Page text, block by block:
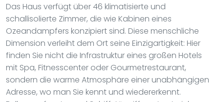
Das Haus verfügt über 46 klimatisierte und
schallisolierte Zimmer, die wie Kabinen eines
Ozeandampfers konzipiert sind. Diese menschliche
Dimension verleiht dem Ort seine Einzigartigkeit: Hier
finden Sie nicht die Infrastruktur eines großen Hotels
mit Spa, Fitnesscenter oder Gourmetrestaurant,
sondern die warme Atmosphäre einer unabhängigen
Adresse, wo man Sie kennt und wiedererkennt.